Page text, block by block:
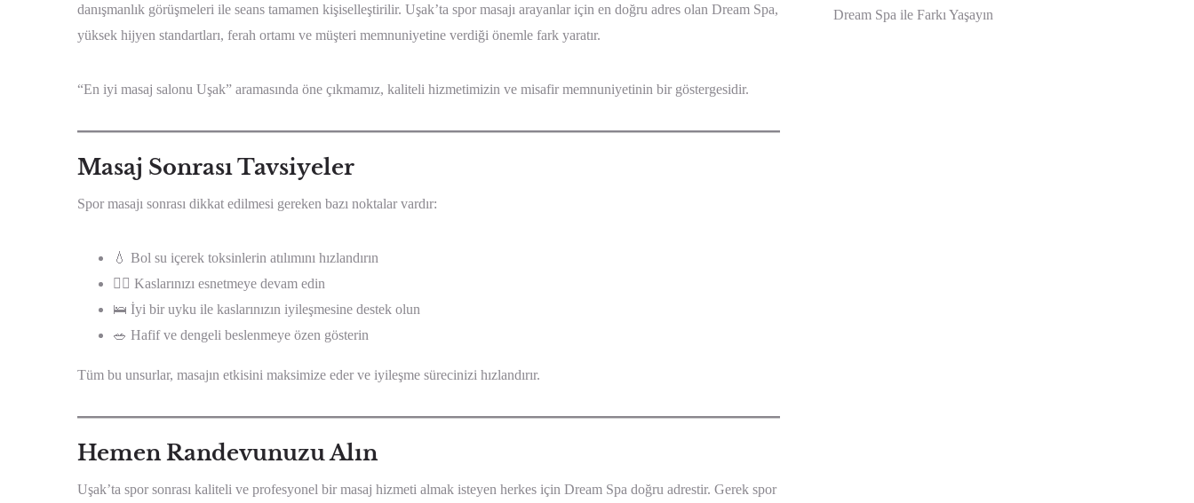
danışmanlık görüşmeleri ile seans tamamen kişiselleştirilir. Uşak’ta spor masajı arayanlar için en doğru adres olan Dream Spa,
yüksek hijyen standartları, ferah ortamı ve müşteri memnuniyetine verdiği önemle fark yaratır.
“En iyi masaj salonu Uşak” aramasında öne çıkmamız, kaliteli hizmetimizin ve misafir memnuniyetinin bir göstergesidir.
Masaj Sonrası Tavsiyeler
Spor masajı sonrası dikkat edilmesi gereken bazı noktalar vardır:
💧 Bol su içerek toksinlerin atılımını hızlandırın
🧘‍♂️ Kaslarınızı esnetmeye devam edin
🛌 İyi bir uyku ile kaslarınızın iyileşmesine destek olun
🥗 Hafif ve dengeli beslenmeye özen gösterin
Tüm bu unsurlar, masajın etkisini maksimize eder ve iyileşme sürecinizi hızlandırır.
Hemen Randevunuzu Alın
Uşak’ta spor sonrası kaliteli ve profesyonel bir masaj hizmeti almak isteyen herkes için Dream Spa doğru adrestir. Gerek spor
Dream Spa ile Farkı Yaşayın